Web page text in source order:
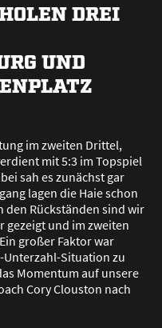
DREI
UND
im zweiten Drittel,
mit 5:3 im Topspiel
sah es zunächst gar
lagen die Haie schon
den Rückständen sind wir
gezeigt und im zweiten
großer Faktor war
Situation zu
Momentum auf unsere
Cory Clouston nach